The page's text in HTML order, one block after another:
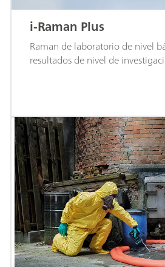
i-Raman Plus
Raman de laboratorio de nivel
resultados de nivel de